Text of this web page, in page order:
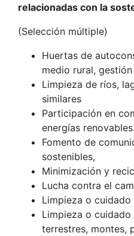
relacionadas con la
(Selección múltiple)
Huertas de
medio rural,
Limpieza de ríos,
similares
Participación en
energías
Fomento de
sostenibles,
Minimización y
Lucha contra el
Limpieza o
Limpieza o
terrestres, montes,